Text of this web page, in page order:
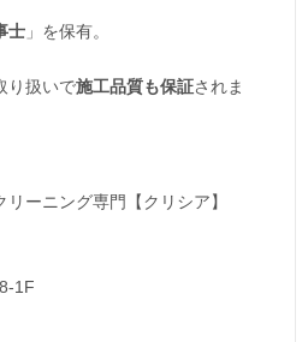
士 」を保有。
り扱いで施工品質も保証されま
ーニング専門【クリシア】